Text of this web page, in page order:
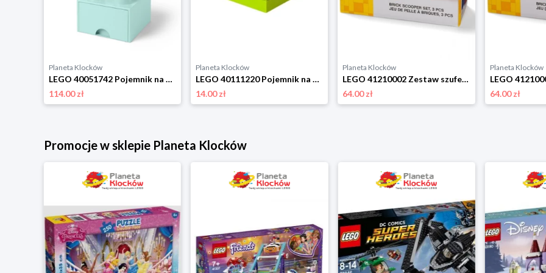
Planeta Klocków
LEGO 40051742 Pojemnik na klocki z szufladą 2x2 turkusowy Room copenhagen
114.00 zł
Planeta Klocków
LEGO 40111220 Pojemnik na drobiazgi 2x2 MINI limonkowy Room copenhagen
14.00 zł
Planeta Klocków
LEGO 41210002 Zestaw szufelek z rozdzielaczem (Szara/czarna) Room copenhagen
64.00 zł
Planeta Klocków
64.00 zł
Promocje w sklepie Planeta Klocków